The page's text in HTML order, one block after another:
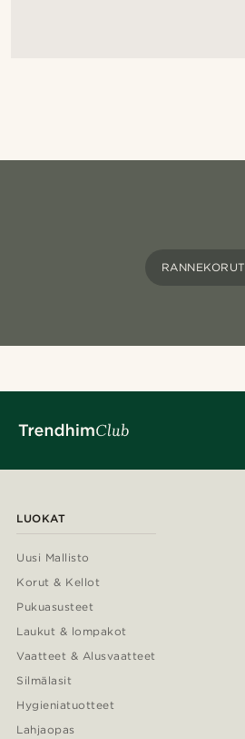
RANNEKORUT
LUOKAT
Uusi Mallisto
Korut & Kellot
Pukuasusteet
Laukut & lompakot
Vaatteet & Alusvaatteet
Silmälasit
Hygieniatuotteet
Lahjaopas